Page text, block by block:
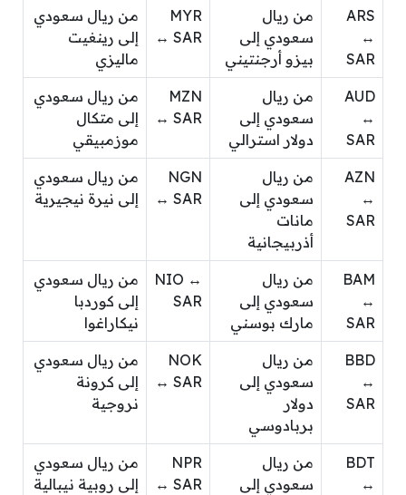
ARS
↔
SAR
من ريال
سعودي إلى
بيزو أرجنتيني
MYR
↔ SAR
من ريال سعودي
إلى رينغيت
ماليزي
AUD
↔
SAR
من ريال
سعودي إلى
دولار استرالي
MZN
↔ SAR
من ريال سعودي
إلى متكال
موزمبيقي
AZN
↔
SAR
من ريال
سعودي إلى
مانات
أذربيجانية
NGN
↔ SAR
من ريال سعودي
إلى نيرة نيجيرية
BAM
↔
SAR
من ريال
سعودي إلى
مارك بوسني
NIO ↔
SAR
من ريال سعودي
إلى كوردبا
نيكاراغوا
BBD
↔
SAR
من ريال
سعودي إلى
دولار
بربادوسي
NOK
↔ SAR
من ريال سعودي
إلى كرونة
نروجية
BDT
↔
من ريال
سعودي إلى
NPR
↔ SAR
من ريال سعودي
إلى روبية نيبالية